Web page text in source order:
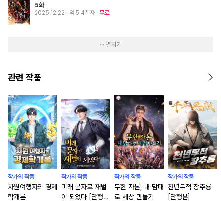
5화
2025.12.22 · 약 5.4천자 무료
··· 펼치기
관련 작품
작가의 작품
차원여행자의 경제
학개론
작가의 작품
미래 문자로 재벌
이 되었다 [단행
작가의 작품
무한 자본, 내 맘대
로 세상 만들기
작가의 작품
천년무적 장추룡
[단행본]